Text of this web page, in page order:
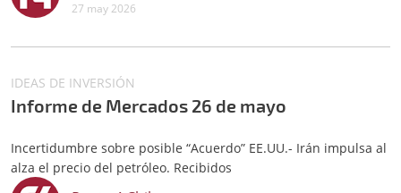
27 may 2026
IDEAS DE INVERSIÓN
Informe de Mercados 26 de mayo
Incertidumbre sobre posible “Acuerdo” EE.UU.- Irán impulsa al
alza el precio del petróleo. Recibidos